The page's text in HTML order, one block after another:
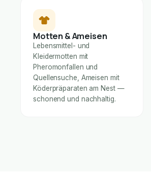
Motten & Ameisen
Lebensmittel- und
Kleidermotten mit
Pheromonfallen und
Quellensuche, Ameisen mit
Köderpräparaten am Nest —
schonend und nachhaltig.